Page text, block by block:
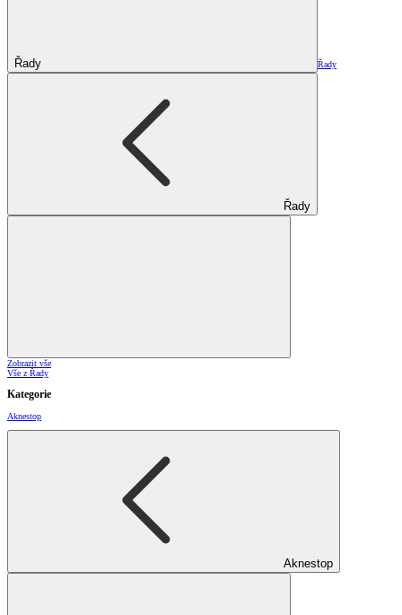
Řady Řady
Řady
Zobrazit vše
Vše z Řady
Kategorie
Aknestop
Aknestop